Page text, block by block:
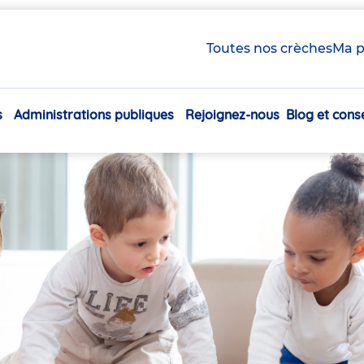
Toutes nos crèchesMa
Navigation
Administrations publiques Rejoignez-nous Blog et